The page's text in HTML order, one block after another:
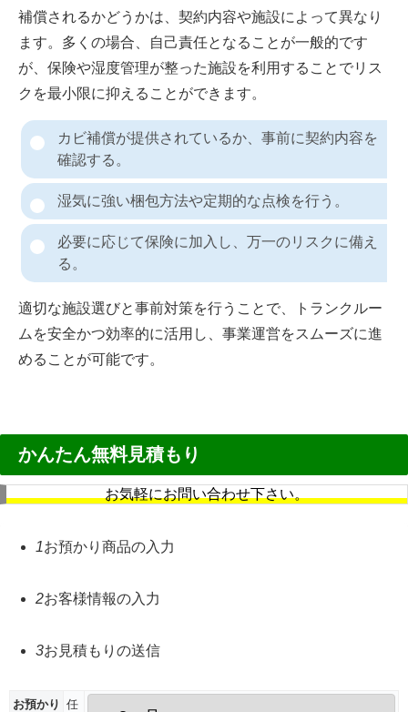
補償されるかどうかは、契約内容や施設によって異なり
ます。多くの場合、自己責任となることが一般的です
が、保険や湿度管理が整った施設を利用することでリス
クを最小限に抑えることができます。
カビ補償が提供されているか、事前に契約内容を
確認する。
湿気に強い梱包方法や定期的な点検を行う。
必要に応じて保険に加入し、万一のリスクに備え
る。
適切な施設選びと事前対策を行うことで、トランクルー
ムを安全かつ効率的に活用し、事業運営をスムーズに進
めることが可能です。
かんたん無料見積もり
お気軽にお問い合わせ下さい。
1お預かり商品の入力
2お客様情報の入力
3お見積もりの送信
お預かり 任